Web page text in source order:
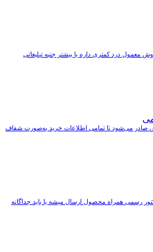
معمول درد کمتری داره یا بیشتر جنبه تبلیغاتی
صادر می‌شود تا تمامی اطلاعات خرید به‌صورت شفاف
رسمی همراه محصول ارسال میشه یا باید جداگانه